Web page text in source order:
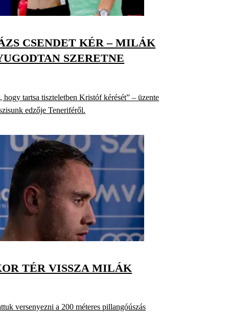
CSENDET KÉR – MILÁK
SZERETNE
tartsa tiszteletben Kristóf kérését” – üzente
edzője Teneriféről.
TÉR VISSZA MILÁK
versenyezni a 200 méteres pillangóúszás